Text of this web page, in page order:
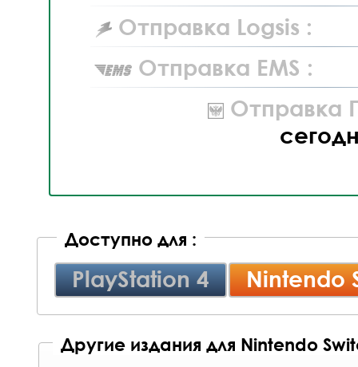
Отправка Logsis :
Отправка EMS :
Отправка
Доступно для :
PlayStation 4 Nintendo
Другие издания для Nintendo